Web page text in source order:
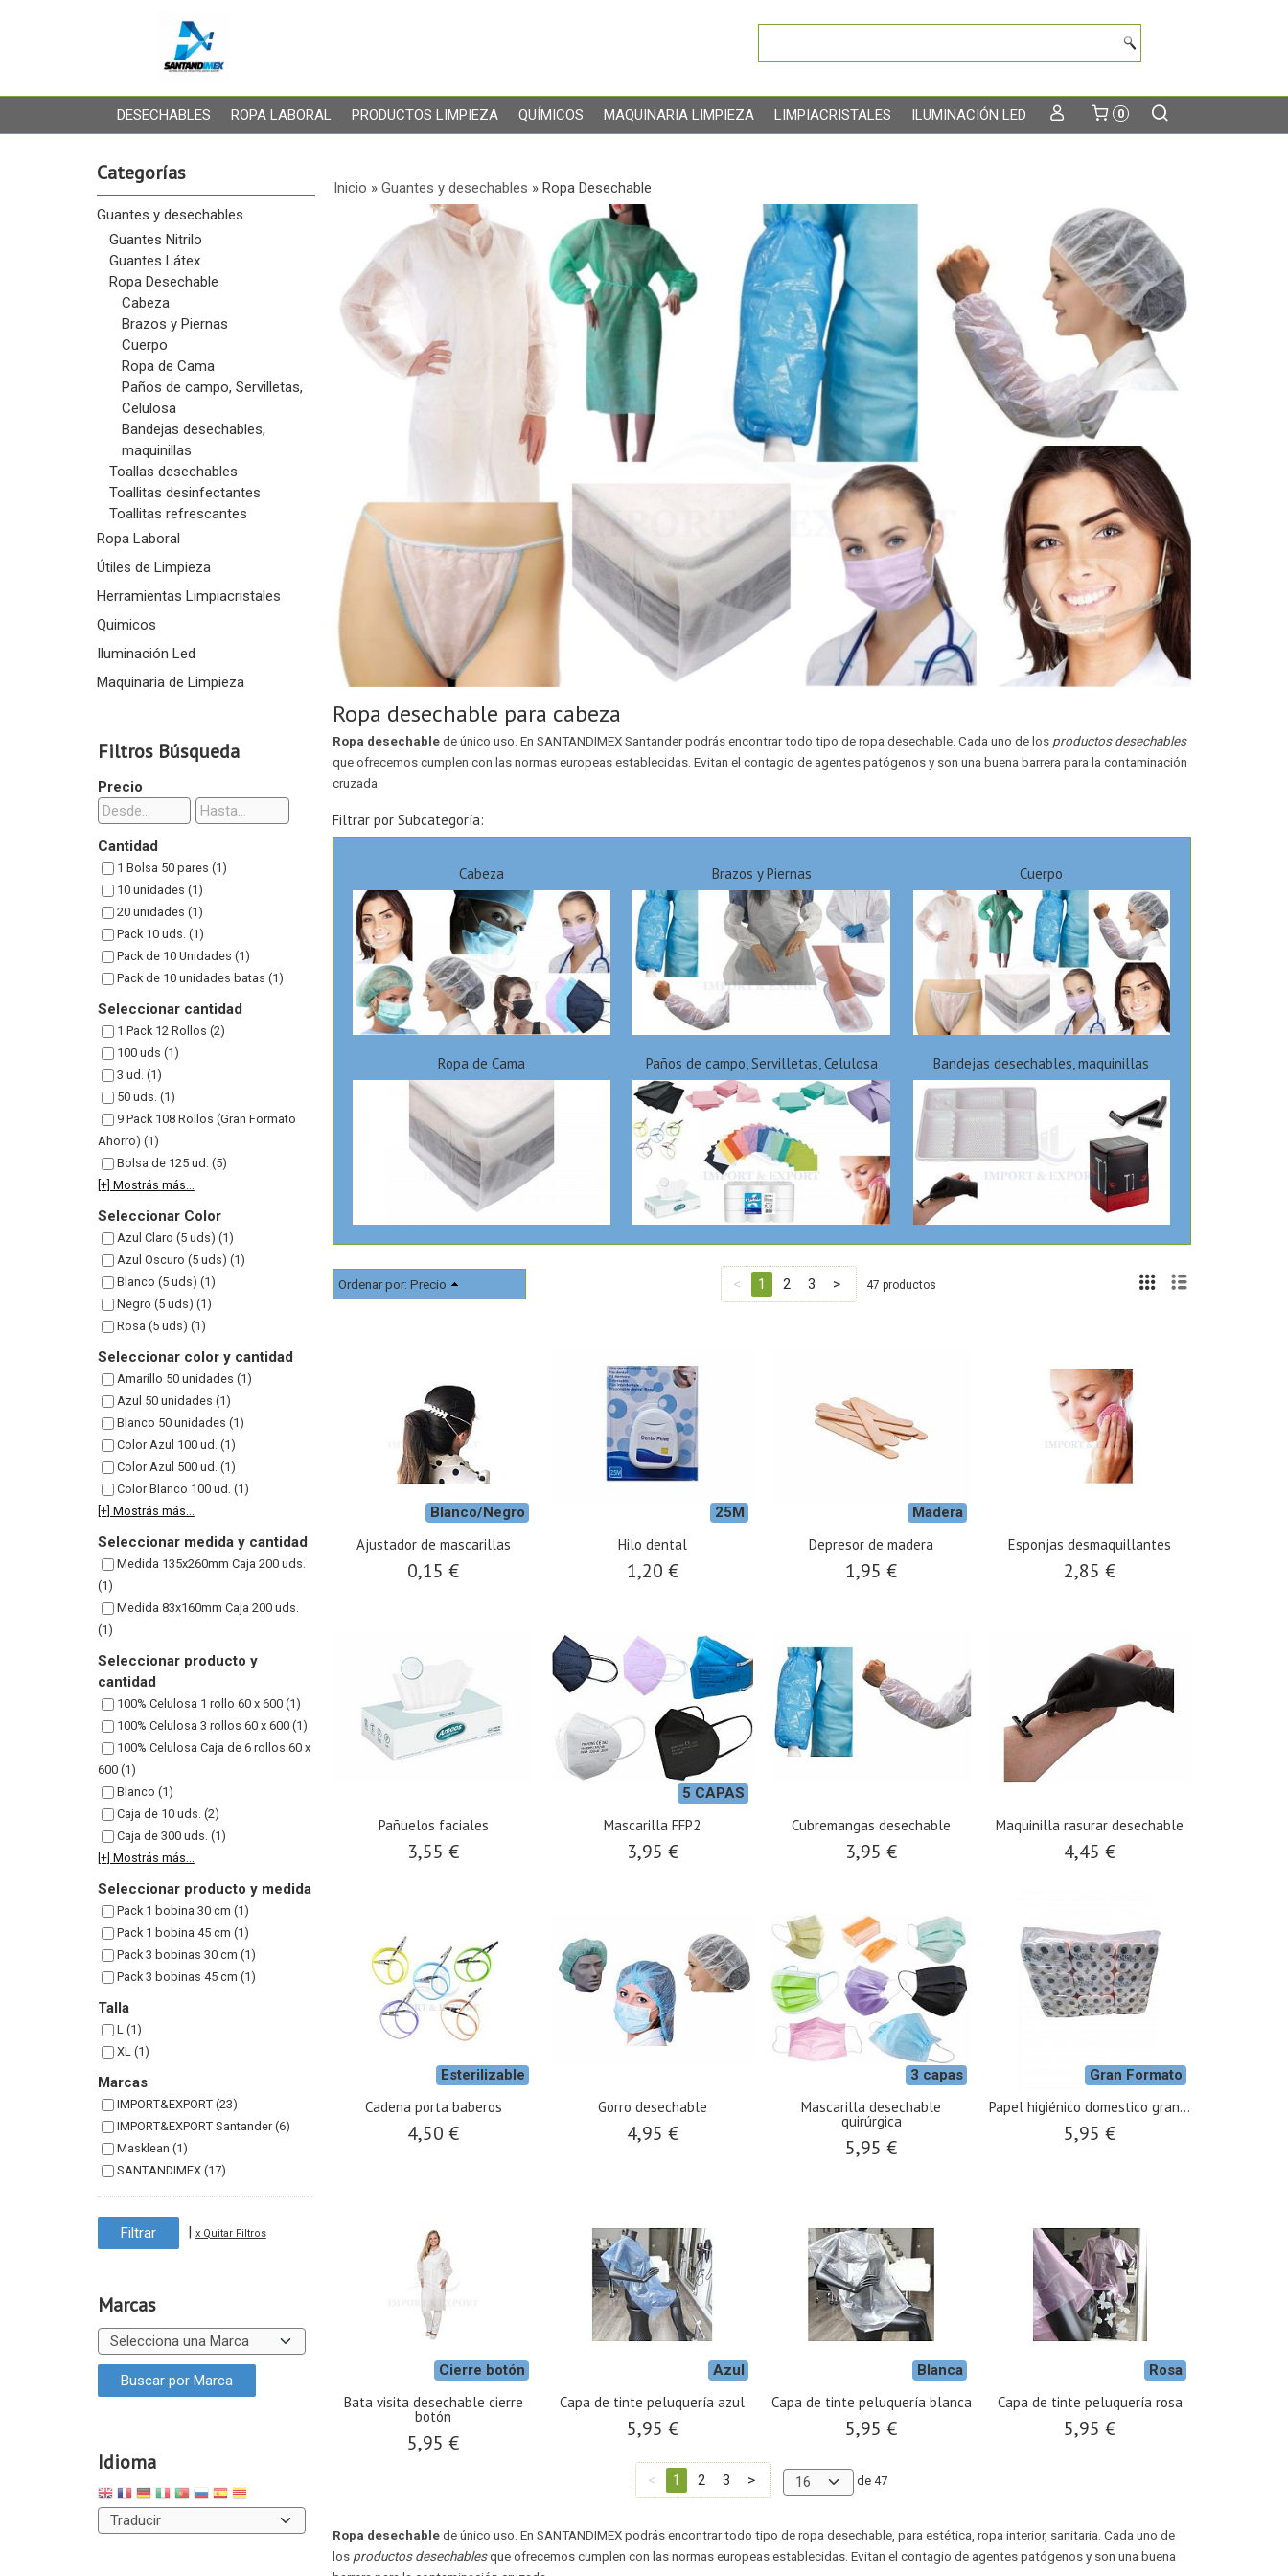
DESECHABLES ROPA LABORAL PRODUCTOS LIMPIEZA QUÍMICOS MAQUINARIA LIMPIEZA LIMPIACRISTALES ILUMINACIÓN LED 0
Categorías
Guantes y desechables
Guantes Nitrilo
Guantes Látex
Ropa Desechable
Cabeza
Brazos y Piernas
Cuerpo
Ropa de Cama
Paños de campo, Servilletas,
Celulosa
Bandejas desechables,
maquinillas
Toallas desechables
Toallitas desinfectantes
Toallitas refrescantes
Ropa Laboral
Útiles de Limpieza
Herramientas Limpiacristales
Quimicos
Iluminación Led
Maquinaria de Limpieza
Filtros Búsqueda
Precio
Cantidad
1 Bolsa 50 pares (1)
10 unidades (1)
20 unidades (1)
Pack 10 uds. (1)
Pack de 10 Unidades (1)
Pack de 10 unidades batas (1)
Seleccionar cantidad
1 Pack 12 Rollos (2)
100 uds (1)
3 ud. (1)
50 uds. (1)
9 Pack 108 Rollos (Gran Formato
Ahorro) (1)
Bolsa de 125 ud. (5)
[+] Mostrás más...
Seleccionar Color
Azul Claro (5 uds) (1)
Azul Oscuro (5 uds) (1)
Blanco (5 uds) (1)
Negro (5 uds) (1)
Rosa (5 uds) (1)
Seleccionar color y cantidad
Amarillo 50 unidades (1)
Azul 50 unidades (1)
Blanco 50 unidades (1)
Color Azul 100 ud. (1)
Color Azul 500 ud. (1)
Color Blanco 100 ud. (1)
[+] Mostrás más...
Seleccionar medida y cantidad
Medida 135x260mm Caja 200 uds.
(1)
Medida 83x160mm Caja 200 uds.
(1)
Seleccionar producto y
cantidad
100% Celulosa 1 rollo 60 x 600 (1)
100% Celulosa 3 rollos 60 x 600 (1)
100% Celulosa Caja de 6 rollos 60 x
600 (1)
Blanco (1)
Caja de 10 uds. (2)
Caja de 300 uds. (1)
[+] Mostrás más...
Seleccionar producto y medida
Pack 1 bobina 30 cm (1)
Pack 1 bobina 45 cm (1)
Pack 3 bobinas 30 cm (1)
Pack 3 bobinas 45 cm (1)
Talla
L (1)
XL (1)
Marcas
IMPORT&EXPORT (23)
IMPORT&EXPORT Santander (6)
Masklean (1)
SANTANDIMEX (17)
| x Quitar Filtros
Marcas
Idioma
Inicio » Guantes y desechables » Ropa Desechable
Ropa desechable para cabeza
Ropa desechablede único uso. En SANTANDIMEX Santander podrás encontrar todo tipo de ropa desechable. Cada uno de los productos desechables
que ofrecemos cumplen con las normas europeas establecidas. Evitan el contagio de agentes patógenos y son una buena barrera para la contaminación
cruzada.
Filtrar por Subcategoría:
Cabeza Brazos y Piernas Cuerpo
Ropa de Cama Paños de campo, Servilletas, Celulosa Bandejas desechables, maquinillas
Ordenar por: Precio < 1 2 3 > 47 productos
Blanco/Negro
Ajustador de mascarillas
0,15 €
25M
Hilo dental
1,20 €
Madera
Depresor de madera
1,95 €
Esponjas desmaquillantes
2,85 €
Pañuelos faciales
3,55 €
5 CAPAS
Mascarilla FFP2
3,95 €
Cubremangas desechable
3,95 €
Maquinilla rasurar desechable
4,45 €
Esterilizable
Cadena porta baberos
4,50 €
Gorro desechable
4,95 €
3 capas
Mascarilla desechable
quirúrgica
5,95 €
Gran Formato
Papel higiénico domestico gran...
5,95 €
Cierre botón
Bata visita desechable cierre
botón
5,95 €
Azul
Capa de tinte peluquería azul
5,95 €
Blanca
Capa de tinte peluquería blanca
5,95 €
Rosa
Capa de tinte peluquería rosa
5,95 €
< 1 2 3 > de 47
Ropa desechablede único uso. En SANTANDIMEX podrás encontrar todo tipo de ropa desechable, para estética, ropa interior, sanitaria. Cada uno de
los productos desechablesque ofrecemos cumplen con las normas europeas establecidas. Evitan el contagio de agentes patógenos y son una buena